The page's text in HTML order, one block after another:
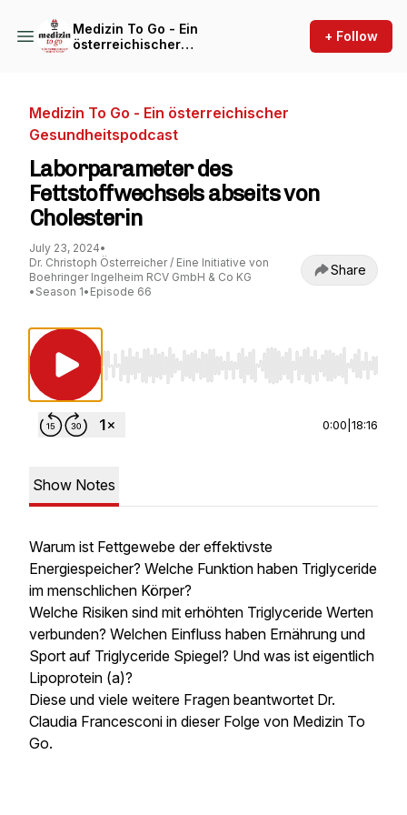
Medizin To Go - Ein
österreichischer
+ Follow
Medizin To Go - Ein österreichischer
Gesundheitspodcast
Laborparameter des
Fettstoffwechsels abseits von
Cholesterin
July 23, 2024•
Dr. Christoph Österreicher / Eine Initiative von
Boehringer Ingelheim RCV GmbH & Co KG
• Season 1• Episode 66
Share
Use Left/Right to seek, Home/End to jump
0:00 18:16
Show Notes
Warum ist Fettgewebe der effektivste
Energiespeicher? Welche Funktion haben Triglyceride
im menschlichen Körper?
Welche Risiken sind mit erhöhten Triglyceride Werten
verbunden? Welchen Einfluss haben Ernährung und
Sport auf Triglyceride Spiegel? Und was ist eigentlich
Lipoprotein (a)?
Diese und viele weitere Fragen beantwortet Dr.
Claudia Francesconi in dieser Folge von Medizin To
Go.